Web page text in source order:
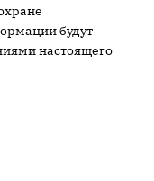
будут
настоящего